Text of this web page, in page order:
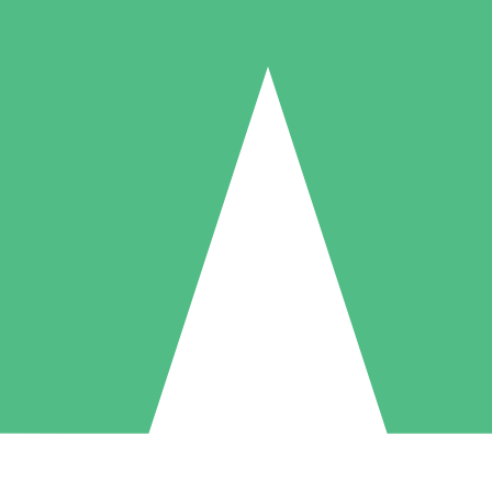
Packs de Crédits Individuels
à l'utilisation avec des crédits de téléchargement. Sans engagement
5 Téléchargements
US$